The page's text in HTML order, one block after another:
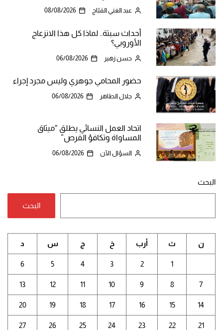
عبد الغني القبّاج 08/08/2026
أحداث سبتة.. لماذا كل هذا الانزعاج
الأوروبي؟
حسن زهير 06/08/2026
حضور المحامي جوهري وليس مجرد إجراء
جلال الطاهر 06/08/2026
اتحاد العمل النسائي يطلق “ميثاق
المساواة وتكافؤ الفرص”
السؤال الآن 06/08/2026
البحث
البحث
ن ث أرب خ ج س د
1
2
3
4
5
6
7
8
9
10
11
12
13
14
15
16
17
18
19
20
21
22
23
24
25
26
27